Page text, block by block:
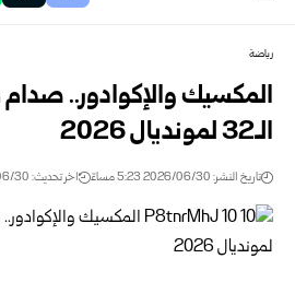
رياضة
المكسيك والإكوادور..
الـ32 لمونديال ‌‏2026‏
تاريخ النشر: 2026/06/30 5:23 مساءً اخر تحديث: 2026/06/30 5:23 مساءً